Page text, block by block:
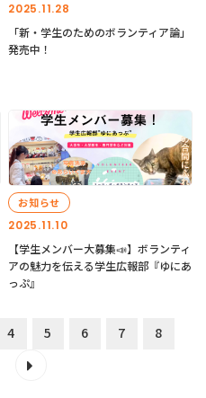
2025.11.28
「新・学生のためのボランティア論」
発売中！
2025.11.10
お知らせ
【学生メンバー大募集📣】ボランティ
アの魅力を伝える学生広報部『ゆにあ
っぷ』
4 5 6 7
8